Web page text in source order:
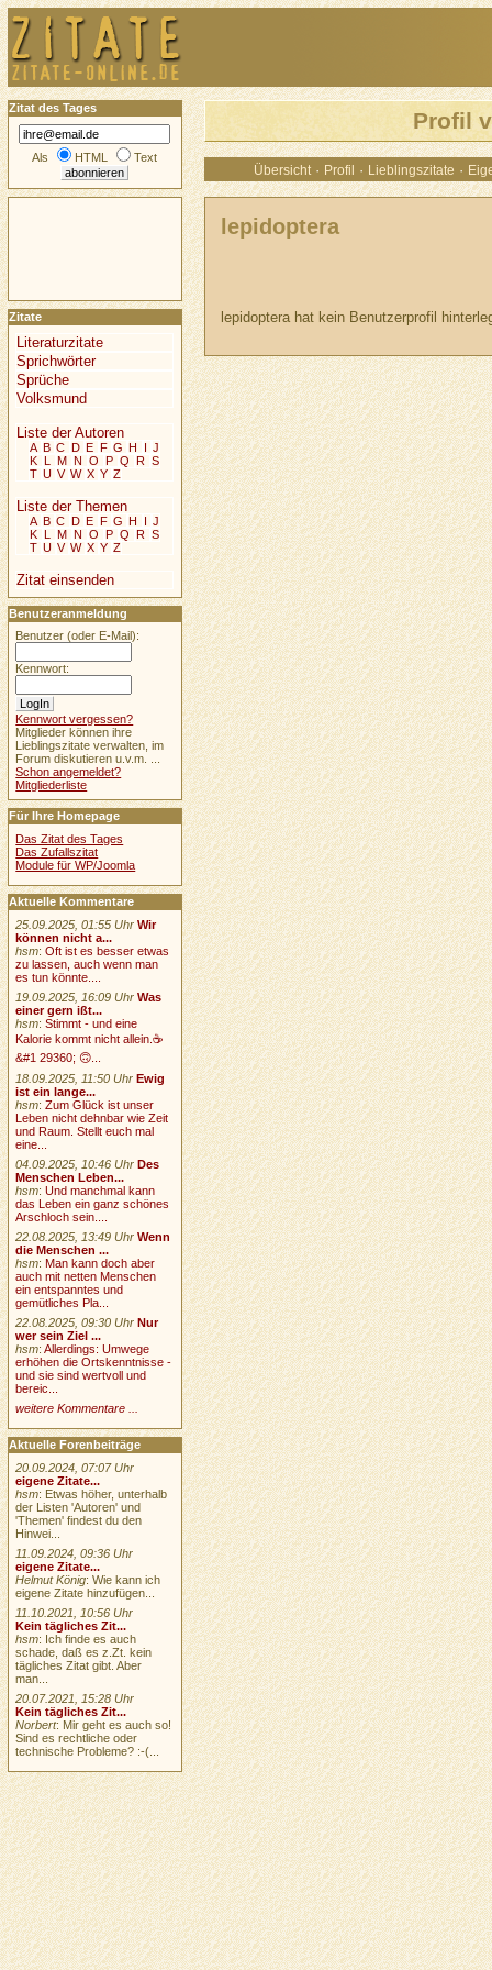
Profil
Übersicht · Profil · Lieblingszitate ·
lepidoptera
lepidoptera hat kein Benutzerprofil
Zitat des Tages
Als HTML Text
Zitate
Literaturzitate
Sprichwörter
Sprüche
Volksmund
Liste der Autoren
A B C D E F G H I J
K L M N O P Q R S
T U V W X Y Z
Liste der Themen
A B C D E F G H I J
K L M N O P Q R S
T U V W X Y Z
Zitat einsenden
Benutzeranmeldung
Benutzer (oder E-Mail):
Kennwort:
Kennwort vergessen?
Mitglieder können ihre
Lieblingszitate verwalten, im
Forum diskutieren u.v.m. ...
Schon angemeldet?
Mitgliederliste
Für Ihre Homepage
Das Zitat des Tages
Das Zufallszitat
Module für WP/Joomla
Aktuelle Kommentare
25.09.2025, 01:55 Uhr Wir
können nicht a...
hsm:Oft ist es besser etwas
zu lassen, auch wenn man
es tun könnte....
19.09.2025, 16:09 Uhr Was
einer gern ißt...
hsm:Stimmt - und eine
Kalorie kommt nicht allein.☕
&#1 29360; 🙃...
18.09.2025, 11:50 Uhr Ewig
ist ein lange...
hsm:Zum Glück ist unser
Leben nicht dehnbar wie Zeit
und Raum. Stellt euch mal
eine...
04.09.2025, 10:46 Uhr Des
Menschen Leben...
hsm:Und manchmal kann
das Leben ein ganz schönes
Arschloch sein....
22.08.2025, 13:49 Uhr Wenn
die Menschen ...
hsm:Man kann doch aber
auch mit netten Menschen
ein entspanntes und
gemütliches Pla...
22.08.2025, 09:30 Uhr Nur
wer sein Ziel ...
hsm:Allerdings: Umwege
erhöhen die Ortskenntnisse -
und sie sind wertvoll und
bereic...
weitere Kommentare ...
Aktuelle Forenbeiträge
20.09.2024, 07:07 Uhr
eigene Zitate...
hsm: Etwas höher, unterhalb
der Listen 'Autoren' und
'Themen' findest du den
Hinwei...
11.09.2024, 09:36 Uhr
eigene Zitate...
Helmut König: Wie kann ich
eigene Zitate hinzufügen...
11.10.2021, 10:56 Uhr
Kein tägliches Zit...
hsm: Ich finde es auch
schade, daß es z.Zt. kein
tägliches Zitat gibt. Aber
man...
20.07.2021, 15:28 Uhr
Kein tägliches Zit...
Norbert: Mir geht es auch so!
Sind es rechtliche oder
technische Probleme? :-(...